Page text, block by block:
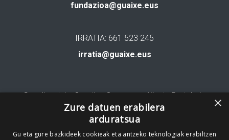
fundazioa@guaixe.eus
IRRATIA: 661 523 245
irratia@guaixe.eus
Gure lizentzia: Creative Commons Aitortu Partekatu
Codesyntaxek garatua
×
Zure datuen erabilera
arduratsua
Gu eta gure bazkideek cookieak eta antzeko teknologiak erabiltzen